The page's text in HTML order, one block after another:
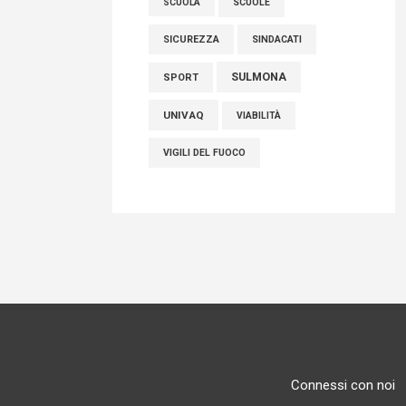
SCUOLA
SICUREZZA SINDACATI
SPORT SULMONA
UNIVAQ VIABILITÀ
VIGILI DEL FUOCO
Connessi con noi